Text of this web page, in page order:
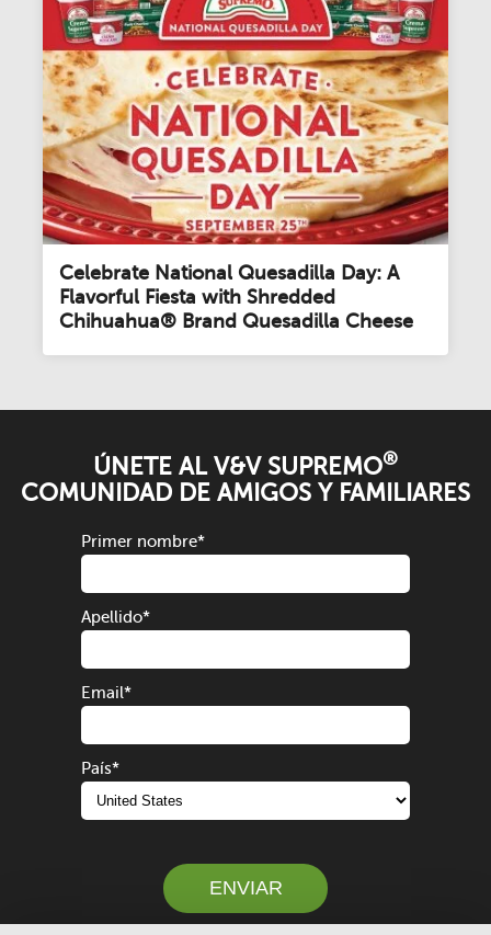
Celebrate National Quesadilla Day: A
Flavorful Fiesta with Shredded
Chihuahua® Brand Quesadilla Cheese
ÚNETE AL V&V SUPREMO®
COMUNIDAD DE AMIGOS Y FAMILIARES
Primer nombre*
Apellido*
Email*
País*
ENVIAR